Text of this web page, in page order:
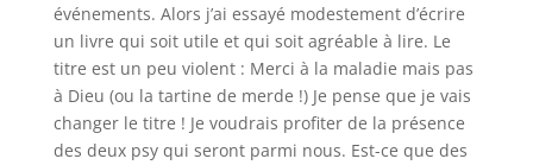
événements. Alors j’ai essayé modestement d’écrire
un livre qui soit utile et qui soit agréable à lire. Le
titre est un peu violent : Merci à la maladie mais pas
à Dieu (ou la tartine de merde !) Je pense que je vais
changer le titre ! Je voudrais profiter de la présence
des deux psy qui seront parmi nous. Est-ce que des